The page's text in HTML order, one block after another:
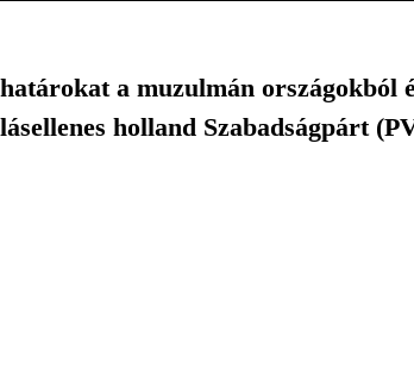
a muzulmán országokból
holland Szabadságpárt